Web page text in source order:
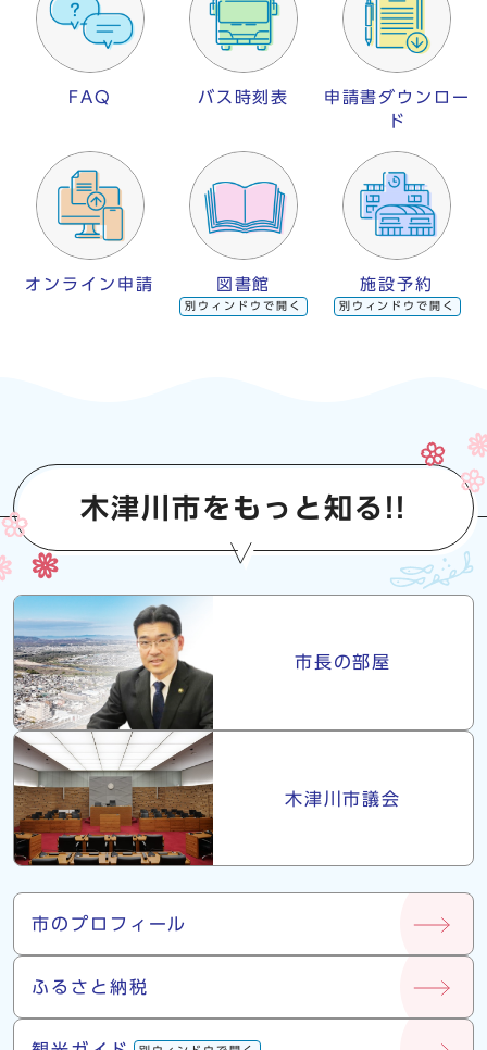
FAQ バス時刻表
申請書ダウンロー
ド
オンライン申請 図書館
別ウィンドウで開く
施設予約
別ウィンドウで開く
木津川市をもっと知る!!
市長・議会
市長の部屋
木津川市議会
市について
市のプロフィール
ふるさと納税